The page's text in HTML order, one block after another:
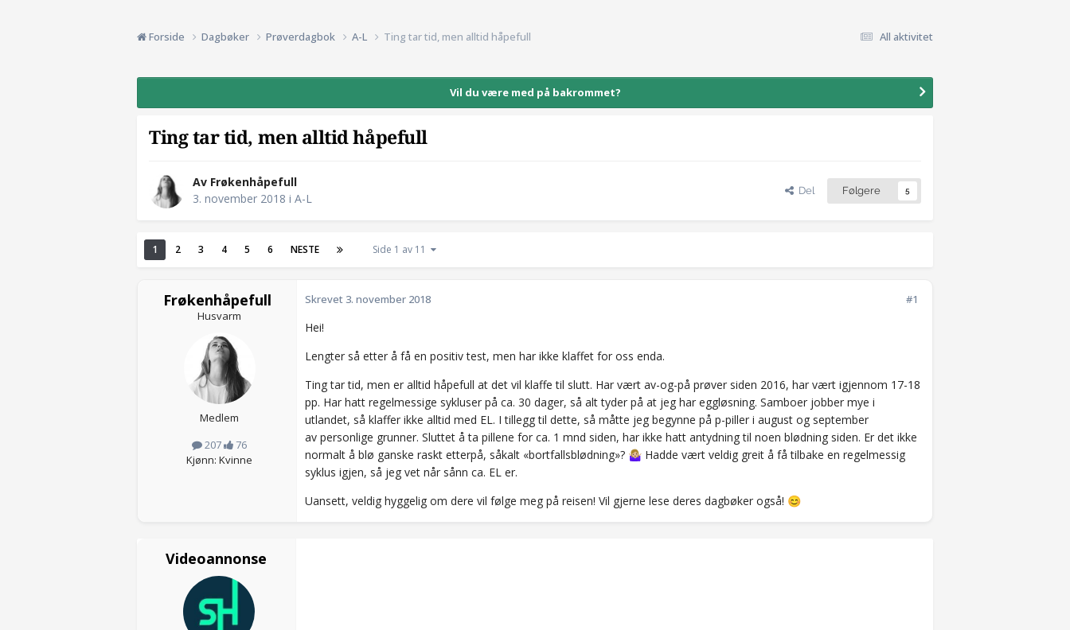
All aktivitet
Forside Dagbøker Prøverdagbok A-L Ting tar tid, men alltid håpefull
Vil du være med på bakrommet?
Ting tar tid, men alltid håpefull
Av Frøkenhåpefull
3. november 2018 i A-L
Del Følgere 5
1 2 3 4 5 6 NESTE Side 1 av 11
Frøkenhåpefull
Husvarm
Medlem
207
76
Kjønn: Kvinne
#1
Skrevet 3. november 2018
Hei!
Lengter så etter å få en positiv test, men har ikke klaffet for oss enda.
Ting tar tid, men er alltid håpefull at det vil klaffe til slutt. Har vært av-og-på prøver siden 2016, har vært igjennom 17-18
pp. Har hatt regelmessige sykluser på ca. 30 dager, så alt tyder på at jeg har eggløsning. Samboer jobber mye i
utlandet, så klaffer ikke alltid med EL. I tillegg til dette, så måtte jeg begynne på p-piller i august og september
av personlige grunner. Sluttet å ta pillene for ca. 1 mnd siden, har ikke hatt antydning til noen blødning siden. Er det ikke
normalt å blø ganske raskt etterpå, såkalt «bortfallsblødning»? 🤷🏼‍♀️ Hadde vært veldig greit å få tilbake en regelmessig
syklus igjen, så jeg vet når sånn ca. EL er.
Uansett, veldig hyggelig om dere vil følge meg på reisen! Vil gjerne lese deres dagbøker også! 😊
Videoannonse